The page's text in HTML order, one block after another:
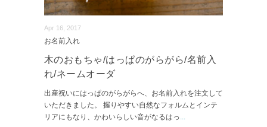
Apr 16, 2017
お名前入れ
木のおもちゃ/はっぱのがらがら/名前入
れ/ネームオーダ
出産祝いにはっぱのがらがらへ、お名前入れを注文して
いただきました。 握りやすい自然なフォルムとインテ
リアにもなり、かわいらしい音がなるはっ...